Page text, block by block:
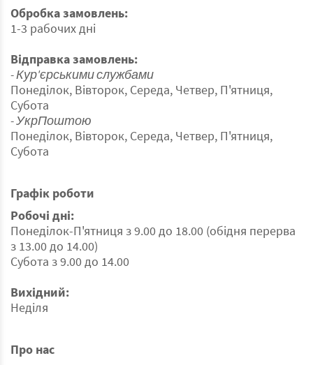
Обробка замовлень:
1-3 рабочих дні
Відправка замовлень:
- Кур'єрськими службами
Понеділок, Вівторок, Середа, Четвер, П'ятниця,
Субота
- УкрПоштою
Понеділок, Вівторок, Середа, Четвер, П'ятниця,
Субота
Графік роботи
Робочі дні:
Понеділок-П'ятниця з 9.00 до 18.00 (обідня перерва
з 13.00 до 14.00)
Субота з 9.00 до 14.00
Вихідний:
Неділя
Про нас